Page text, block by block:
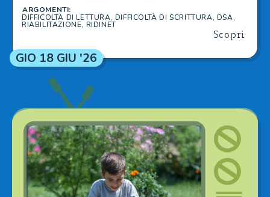
applicative ed esempi clinici con RIDInet.
ARGOMENTI:
DIFFICOLTÀ DI LETTURA, DIFFICOLTÀ DI SCRITTURA, DSA,
RIABILITAZIONE, RIDINET
Scopri
GIO 18 GIU '26